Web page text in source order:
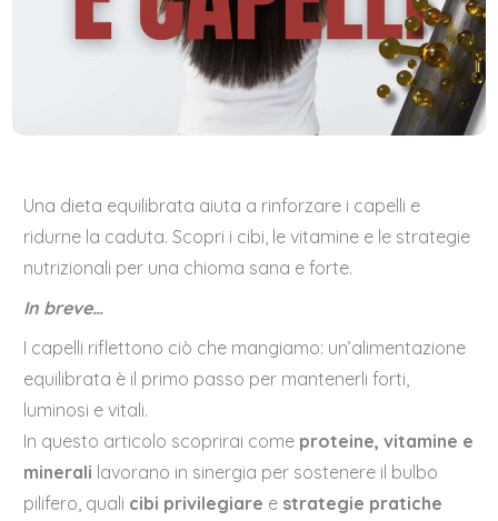
Una dieta equilibrata aiuta a rinforzare i capelli e
ridurne la caduta. Scopri i cibi, le vitamine e le strategie
nutrizionali per una chioma sana e forte.
In breve…
I capelli riflettono ciò che mangiamo: un’alimentazione
equilibrata è il primo passo per mantenerli forti,
luminosi e vitali.
In questo articolo scoprirai come proteine, vitamine e
minerali lavorano in sinergia per sostenere il bulbo
pilifero, quali cibi privilegiare e strategie pratiche